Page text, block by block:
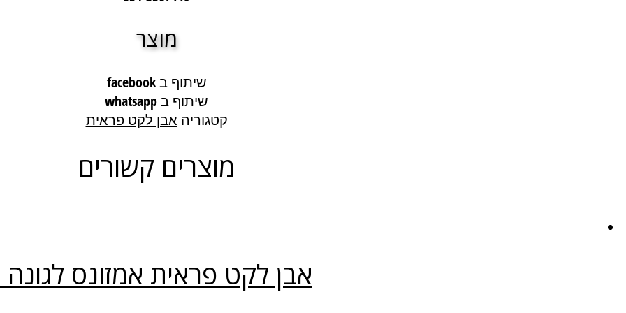
מוצר
שיתוף ב facebook
שיתוף ב whatsapp
קטגוריה אבן לקט פראית
מוצרים קשורים
אבן לקט פראית אמזונס